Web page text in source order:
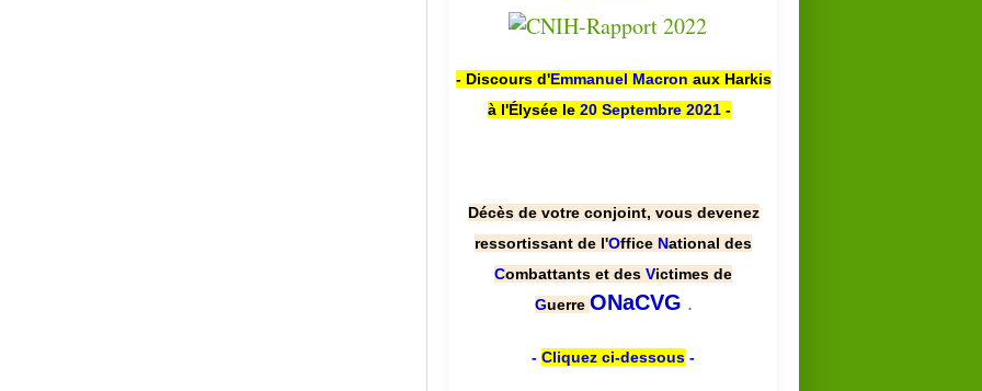
- Discours d'Emmanuel Macron aux Harkis
à l'Élysée le 20 Septembre 2021 -
Décès de votre conjoint, vous devenez
ressortissant de l'Office National des
Combattants et des Victimes de
Guerre ONaCVG .
- Cliquez ci-dessous -